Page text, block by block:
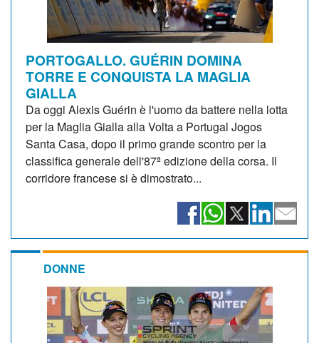
PORTOGALLO. GUÉRIN DOMINA
TORRE E CONQUISTA LA MAGLIA
GIALLA
Da oggi Alexis Guérin è l'uomo da battere nella lotta
per la Maglia Gialla alla Volta a Portugal Jogos
Santa Casa, dopo il primo grande scontro per la
classifica generale dell'87ª edizione della corsa. Il
corridore francese si è dimostrato...
DONNE